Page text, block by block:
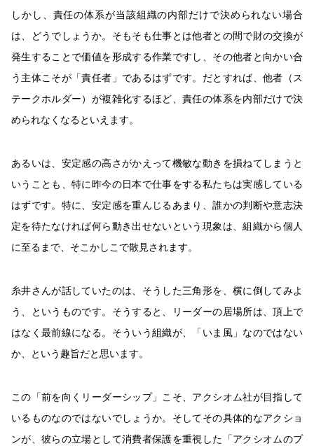
しかし、責任の体系が当該組織の内部だけで決められない場合
は、どうでしょうか。そもそも仕事とは他者との間で財の交換が
発生することで価値を形成する作業ですし、その他者と向かい合
う主体こそが「責任者」であるはずです。だとすれば、他者（ス
テークホルダー）が複雑化するほど、責任の体系を内部だけで決
められなくなるといえます。
あるいは、安定感の高さがかえって機敏な動きを損ねてしまうと
いうことも、特に昨今の日本で仕事をする私たちは実感している
はずです。特に、安定感を重んじるあまり、誰かの判断や意志決
定を待たなければ何ら動き出せないという現象は、組織から個人
に至るまで、そこかしこで散見されます。
糸井さんが話していたのは、そうした三角形を、横に倒してみよ
う、というものです。そうすると、リーダーの居場所は、頂上で
はなく最前線になる。そういう組織が、「いま風」なのではない
か、という趣旨だと思います。
この「前を向くリーダーシップ」こそ、アクシオム社が目指して
いるものなのではないでしょうか。そしてその具体的なアクショ
ンが、彼らの立場として消費者保護を重視した「アクシオムのプ